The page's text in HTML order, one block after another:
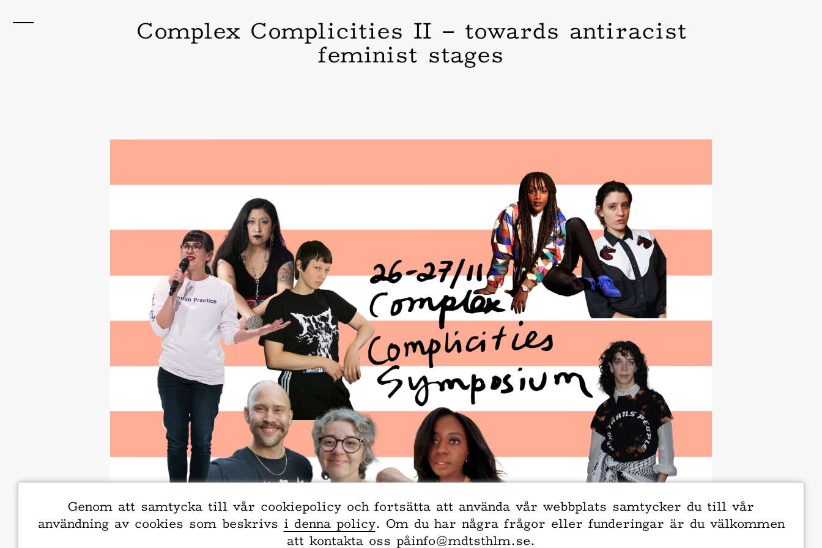
Complex Complicities II – towards antiracist
feminist stages
Genom att samtycka till vår cookiepolicy och fortsätta att använda vår webbplats samtycker du till vår
användning av cookies som beskrivs i denna policy. Om du har några frågor eller funderingar är du välkommen
att kontakta oss påinfo@mdtsthlm.se.